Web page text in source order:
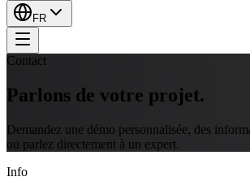
FR
Contact
Parlons de votre projet.
Demandez une démo personnalisée, des
ou parlez directement à un expert.
Info